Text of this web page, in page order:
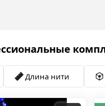
Длина нити